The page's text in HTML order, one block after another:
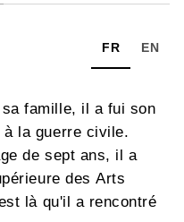
FR EN
famille, il a fui son
à la guerre civile.
de sept ans, il a
des Arts
là qu'il a rencontré